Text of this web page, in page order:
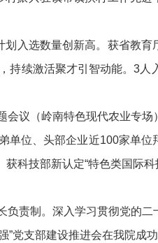
划入选数量创新高。获省教
续激活聚才引智动能。3人
会议（岭南特色现代农业专
位、头部企业近100家单
科技部新认定“特色类国际
负责制。深入学习贯彻党的
党支部建设推进会在我院成